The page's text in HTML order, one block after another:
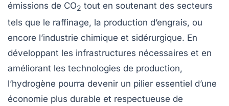
émissions de CO2 tout en soutenant des secteurs
tels que le raffinage, la production d’engrais, ou
encore l’industrie chimique et sidérurgique. En
développant les infrastructures nécessaires et en
améliorant les technologies de production,
l’hydrogène pourra devenir un pilier essentiel d’une
économie plus durable et respectueuse de